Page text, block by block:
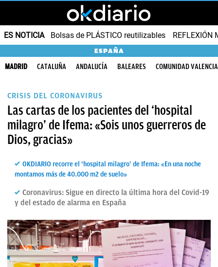
ES NOTICIA Bolsas de PLÁSTICO reutilizables REFLEXIÓN
ESPAÑA
MADRID CATALUÑA ANDALUCÍA BALEARES COMUNIDAD
CRISIS DEL CORONAVIRUS
Las cartas de los pacientes del ‘hospital
milagro’ de Ifema: «Sois unos guerreros de
Dios, gracias»
OKDIARIO recorre el ‘hospital milagro’ de Ifema: «En una noche
montamos más de 40.000 m2 de suelo»
Coronavirus: Sigue en directo la última hora del Covid-19
y del estado de alarma en España